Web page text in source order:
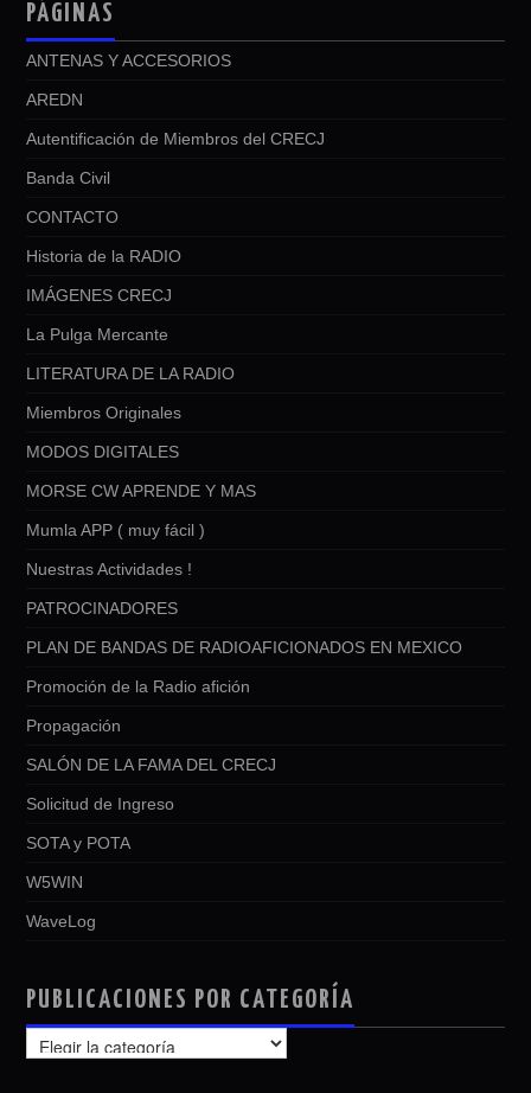
PÁGINAS
ANTENAS Y ACCESORIOS
AREDN
Autentificación de Miembros del CRECJ
Banda Civil
CONTACTO
Historia de la RADIO
IMÁGENES CRECJ
La Pulga Mercante
LITERATURA DE LA RADIO
Miembros Originales
MODOS DIGITALES
MORSE CW APRENDE Y MAS
Mumla APP ( muy fácil )
Nuestras Actividades !
PATROCINADORES
PLAN DE BANDAS DE RADIOAFICIONADOS EN MEXICO
Promoción de la Radio afición
Propagación
SALÓN DE LA FAMA DEL CRECJ
Solicitud de Ingreso
SOTA y POTA
W5WIN
WaveLog
PUBLICACIONES POR CATEGORÍA
PUBLICACIONES
POR